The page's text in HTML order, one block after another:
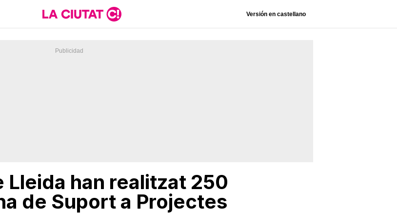
Versión en castellano
Lleida han realitzat 250
de Suport a Projectes